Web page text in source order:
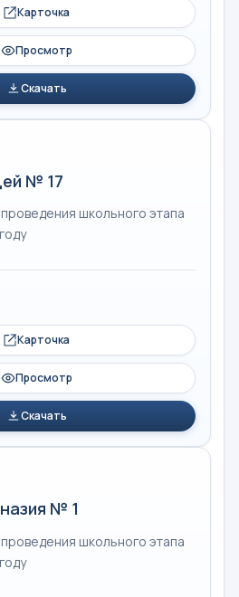
Карточка
Просмотр
Скачать
№ 17
школьного этапа
Карточка
Просмотр
Скачать
№ 1
школьного этапа